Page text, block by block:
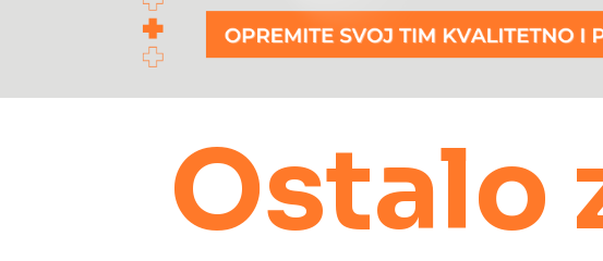
Ostalo